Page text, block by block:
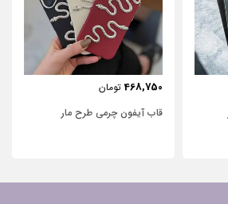
468,750 تومان
قاب آیفون چرمی طرح مار